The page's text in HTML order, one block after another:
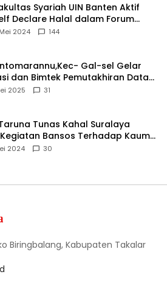
Syariah UIN Banten Aktif
Declare Halal dalam Forum
MUI
2024 144
Gal-sel Gelar
dan Bimtek Pemutakhiran Data
2025 31
Tunas Kahal Suralaya
Bansos Terhadap Kaum
Anak Yatim-Piatu
2024 30
Biringbalang, Kabupaten Takalar